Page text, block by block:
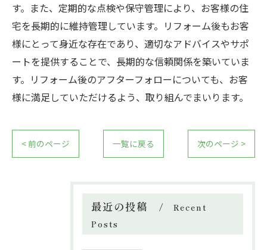
す。また、定期的な点検や保守管理により、お客様の住
宅を長期的に維持管理しています。リフォーム後もお客
様にとって身近な存在であり、適切なアドバイスやサポ
ートを提供することで、長期的な信頼関係を築いていま
す。リフォーム後のアフターフォローについても、お客
様に満足していただけるよう、取り組んでまいります。
< 前のページ 一覧に戻る 次のページ >
最近の投稿
Recent
Posts